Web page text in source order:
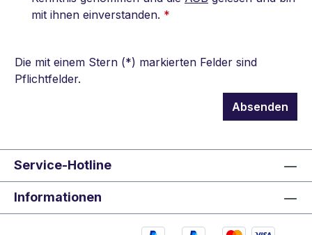
mit ihnen einverstanden. *
Die mit einem Stern (*) markierten Felder sind
Pflichtfelder.
Absenden
Service-Hotline
Informationen